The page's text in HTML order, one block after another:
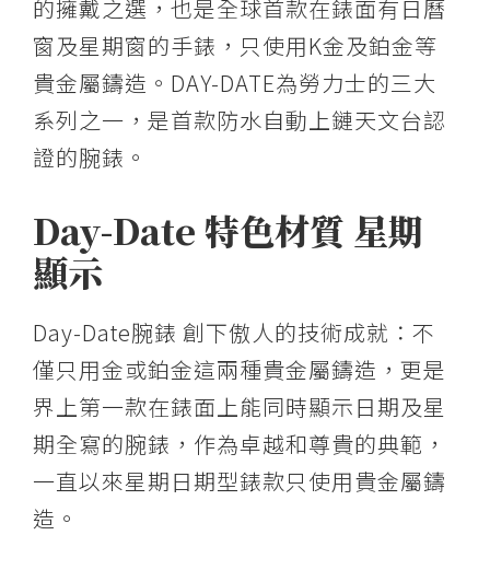
的擁戴之選，也是全球首款在錶面有日曆
窗及星期窗的手錶，只使用K金及鉑金等
貴金屬鑄造。DAY-DATE為勞力士的三大
系列之一，是首款防水自動上鏈天文台認
證的腕錶。
Day-Date 特色材質 星期
顯示
Day-Date腕錶 創下傲人的技術成就：不
僅只用金或鉑金這兩種貴金屬鑄造，更是
界上第一款在錶面上能同時顯示日期及星
期全寫的腕錶，作為卓越和尊貴的典範，
一直以來星期日期型錶款只使用貴金屬鑄
造。